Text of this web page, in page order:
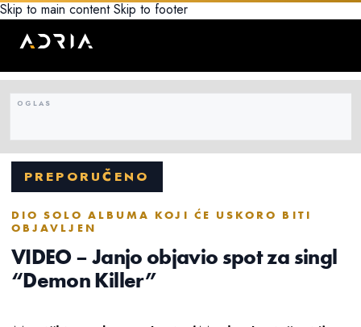
Skip to main content Skip to footer
PREPORUČENO
DIO SOLO ALBUMA KOJI ĆE USKORO BITI
OBJAVLJEN
VIDEO – Janjo objavio spot za singl
“Demon Killer”